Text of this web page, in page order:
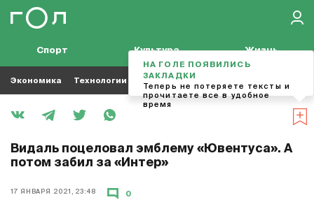
Спорт Культура Жизнь
Экономика Технологии Кино Футбол
Видаль поцеловал эмблему «Ювентуса». А
потом забил за «Интер»
17 ЯНВАРЯ 2021, 23:48 0
НА ГОЛЕ ПОЯВИЛИСЬ
ЗАКЛАДКИ
Теперь не потеряете тексты и
прочитаете все в удобное
время